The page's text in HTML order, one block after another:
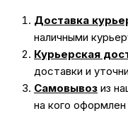
Доставка
наличными
Курьерская
доставки и
Самовывоз из
на кого оформлен